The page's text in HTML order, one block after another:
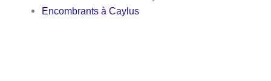
Encombrants à Caylus